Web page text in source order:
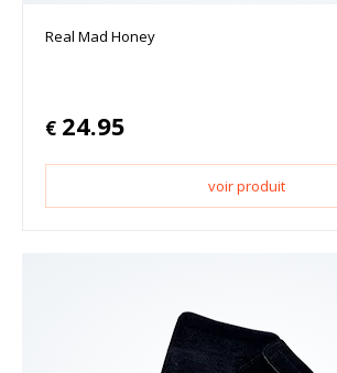
Real Mad Honey
€ 24.95
voir produit